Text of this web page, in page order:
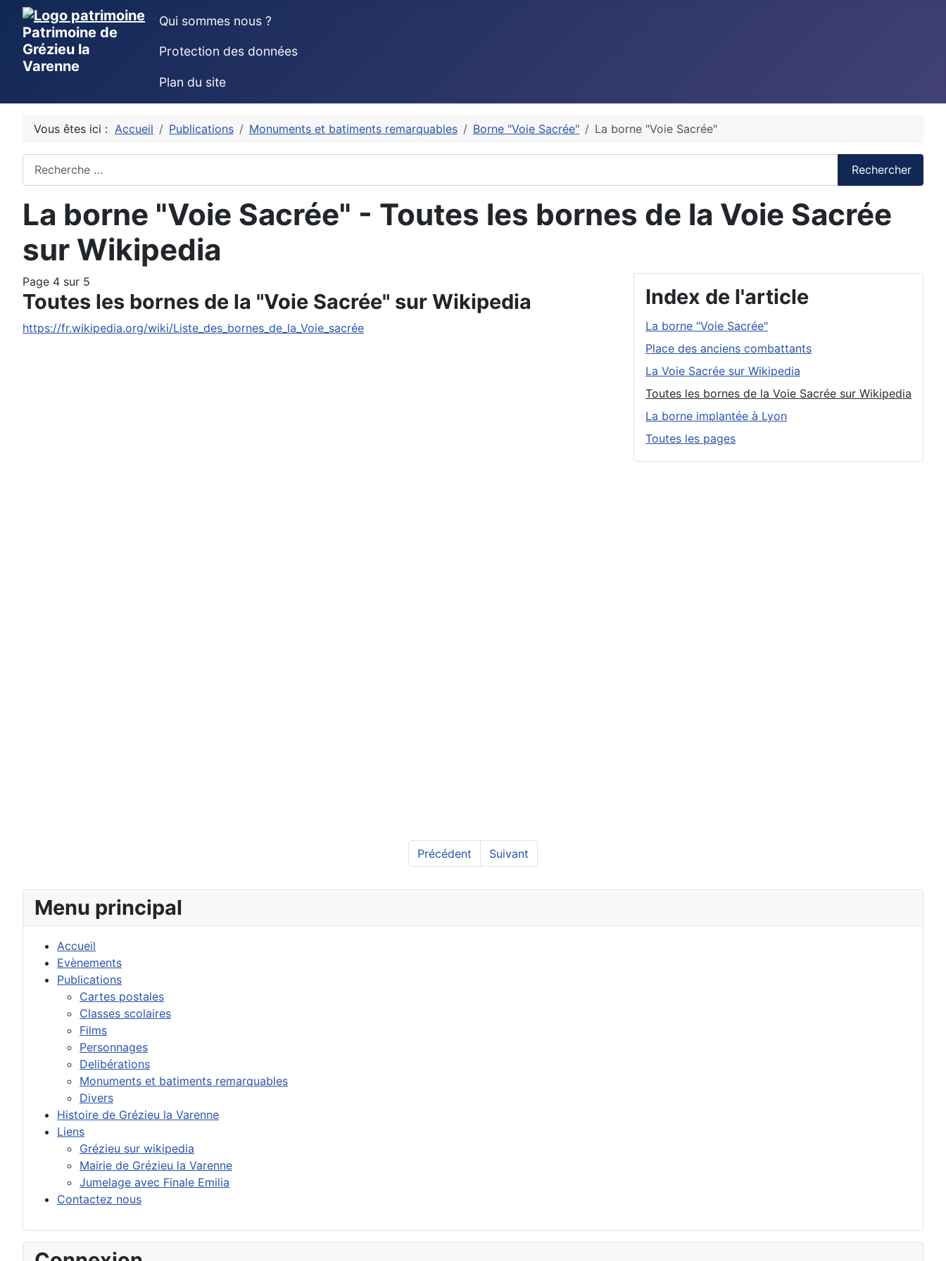
Patrimoine de
Grézieu la
Varenne
Qui sommes nous ?
Protection des données
Plan du site
Menu principal
Accueil
Evènements
Publications
Cartes postales
Classes scolaires
Films
Personnages
Delibérations
Monuments et batiments remarquables
Divers
Histoire de Grézieu la Varenne
Liens
Grézieu sur wikipedia
Mairie de Grézieu la Varenne
Jumelage avec Finale Emilia
Contactez nous
Vous êtes ici : Accueil Publications Monuments et batiments remarquables Borne "Voie Sacrée" La borne "Voie Sacrée"
Rechercher
La borne "Voie Sacrée" - Toutes les bornes de la Voie Sacrée
sur Wikipedia
Index de l'article
La borne "Voie Sacrée"
Place des anciens combattants
La Voie Sacrée sur Wikipedia
Toutes les bornes de la Voie Sacrée sur Wikipedia
La borne implantée à Lyon
Toutes les pages
Page 4 sur 5
Toutes les bornes de la "Voie Sacrée" sur Wikipedia
https://fr.wikipedia.org/wiki/Liste_des_bornes_de_la_Voie_sacrée
Précédent Suivant